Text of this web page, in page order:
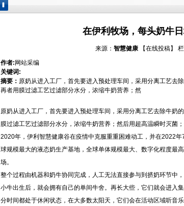
在伊利牧场，每头奶牛
来源： 智慧健康 【在线投稿】
作者: 网站采编
关键词:
摘要： 原奶从进入工厂，首先要进入预处理车间，采用分离工艺去
再者用膜过滤工艺过滤部分水分，浓缩牛奶营养；然
原奶从进入工厂，首先要进入预处理车间，采用分离工艺去除牛奶
膜过滤工艺过滤部分水分，浓缩牛奶营养；然后用超高温瞬时灭菌
2020年，伊利智慧健康谷在疫情中克服重重困难动工，并在2022
球规模最大的液态奶生产基地，全球单体规模最大、数字化程度最
场。
整个过程由机器和奶牛协同完成，人工无法直接参与到挤奶环节中
小牛出生后，就会拥有自己的单间牛舍。再长大些，它们就会进入
分时间都处于休闲状态，在大多数太阳天，它们会在活动区域听音乐